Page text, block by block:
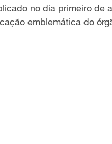
no dia primeiro de
emblemática do